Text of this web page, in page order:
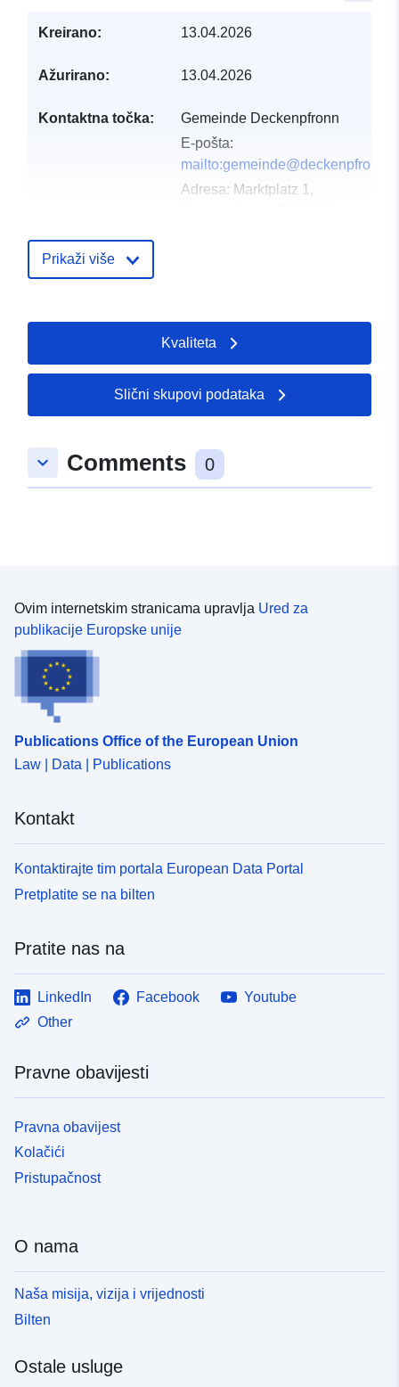
Kreirano: 13.04.2026
Ažurirano: 13.04.2026
Kontaktna točka:
Gemeinde Deckenpfronn
E-pošta:
Adresa: Marktplatz 1,
Kataloški
Prostorno: Koordinate: [ [ 8.8203951,
48.6515041 ], [ 8.8232945,
48.6515041 ], [ 8.8232945,
48.6494535 ], [ 8.8203951,
uriRef:
http://data.europa.eu/88u/dataset/
Prikaži više
Kvaliteta
Slični skupovi podataka
keyboard_arrow_down Comments 0
Ovim internetskim stranicama upravlja Ured za
publikacije Europske unije
Publications Office of the European Union
Law | Data | Publications
Kontakt
Kontaktirajte tim portala European Data Portal
Pretplatite se na bilten
Pratite nas na
LinkedIn Facebook
Youtube
Other
Pravne obavijesti
Pravna obavijest
Kolačići
Pristupačnost
O nama
Naša misija, vizija i vrijednosti
Bilten
Ostale usluge